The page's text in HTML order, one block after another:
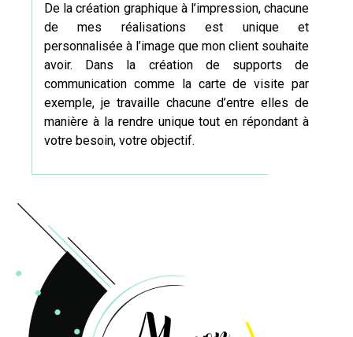
De la création graphique à l’impression, chacune
de mes réalisations est unique et
personnalisée à l’image que mon client souhaite
avoir. Dans la création de supports de
communication comme
la carte de visite par
exemple, je travaille chacune d’entre elles de
manière à la rendre unique tout en répondant à
votre besoin, votre objectif.